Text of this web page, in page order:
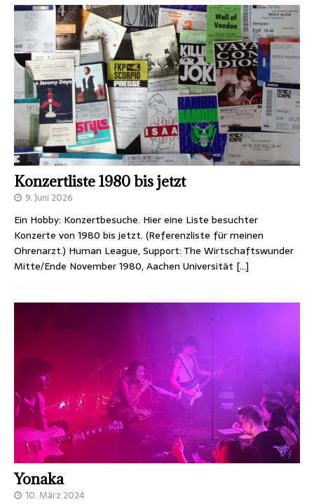
Konzertliste 1980 bis jetzt
9. Juni 2026
Ein Hobby: Konzertbesuche. Hier eine Liste besuchter
Konzerte von 1980 bis jetzt. (Referenzliste für meinen
Ohrenarzt.) Human League, Support: The Wirtschaftswunder
Mitte/Ende November 1980, Aachen Universität […]
Yonaka
10. März 2024